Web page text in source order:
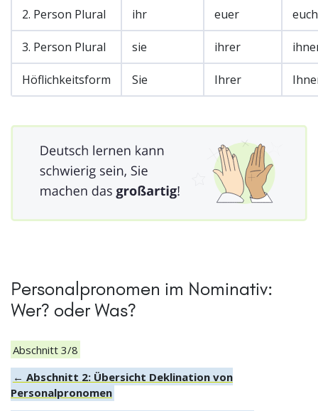
2. Person Plural ihr euer euch
3. Person Plural sie ihrer
Höflichkeitsform Sie Ihrer
Personalpronomen im Nominativ:
Wer? oder Was?
Abschnitt 3/8
← Abschnitt 2: Übersicht Deklination von
Personalpronomen